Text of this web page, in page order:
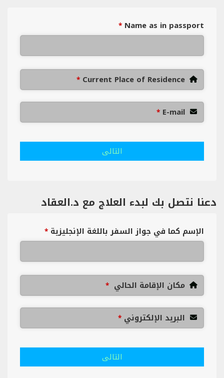
Name as in passport
*
Current Place of Residence
*
E-mail
*
التالى
دعنا نتصل بك لبدء العلاج مع د.العقاد
الإسم كما في جواز السفر باللغة الإنجليزية *
مكان الإقامة الحالي *
البريد الإلكتروني *
التالى